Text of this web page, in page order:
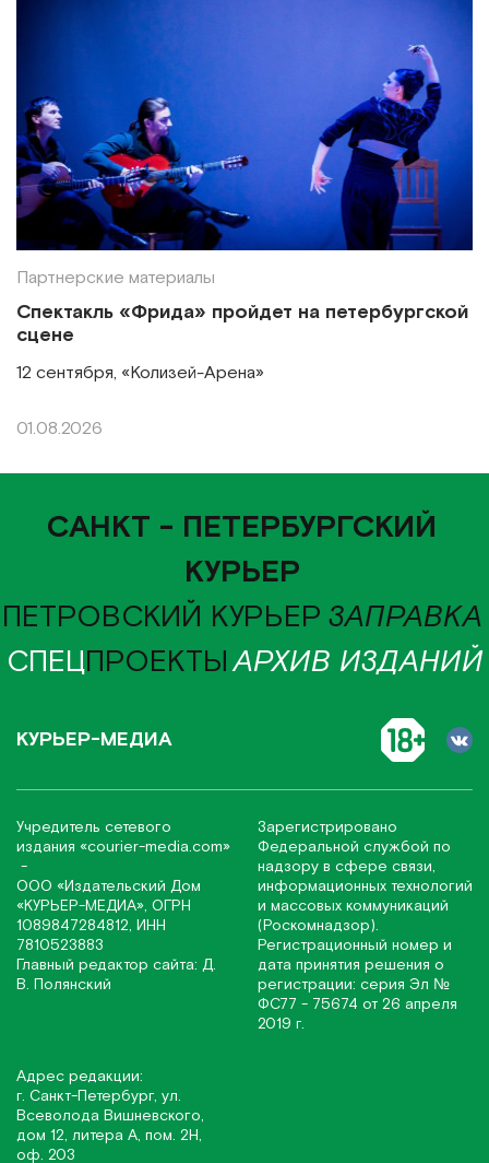
Партнерские материалы
Спектакль «Фрида» пройдет на петербургской
сцене
12 сентября, «Колизей-Арена»
01.08.2026
САНКТ - ПЕТЕРБУРГСКИЙ
КУРЬЕР
ПЕТРОВСКИЙ КУРЬЕР ЗАПРАВКА
СПЕЦПРОЕКТЫАРХИВ ИЗДАНИЙ
КУРЬЕР-МЕДИА
Учредитель сетевого
издания «соurier-media.com»
-
ООО «Издательский Дом
«КУРЬЕР-МЕДИА», ОГРН
1089847284812, ИНН
7810523883
Главный редактор сайта: Д.
В. Полянский
Зарегистрировано
Федеральной службой по
надзору в сфере связи,
информационных технологий
и массовых коммуникаций
(Роскомнадзор).
Регистрационный номер и
дата принятия решения о
регистрации: серия Эл №
ФС77 - 75674 от 26 апреля
2019 г.
Адрес редакции:
г. Санкт-Петербург, ул.
Всеволода Вишневского,
дом 12, литера А, пом. 2Н,
оф. 203